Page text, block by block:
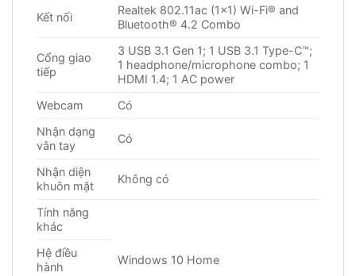
Kết nối
Realtek 802.11ac (1×1) Wi-Fi® and
Bluetooth® 4.2 Combo
Cổng giao
tiếp
3 USB 3.1 Gen 1; 1 USB 3.1 Type-C™;
1 headphone/microphone combo; 1
HDMI 1.4; 1 AC power
Webcam
Có
Nhận dạng
vân tay
Có
Nhận diện
khuôn mặt
Không có
Tính năng
khác
Hệ điều
hành
Windows 10 Home